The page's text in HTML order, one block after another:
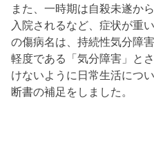
また、一時期は自殺未遂か
入院されるなど、症状が重
の傷病名は、持続性気分障
軽度である「気分障害」と
けないように日常生活につ
断書の補足をしました。